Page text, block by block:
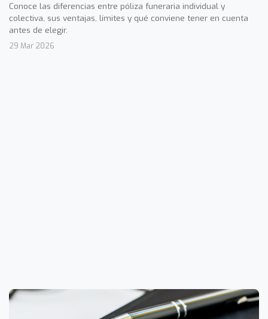
Conoce las diferencias entre póliza funeraria individual y
colectiva, sus ventajas, límites y qué conviene tener en cuenta
antes de elegir.
29 Mar 2026